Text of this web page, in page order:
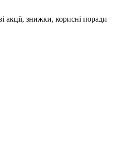
акції, знижки, корисні поради